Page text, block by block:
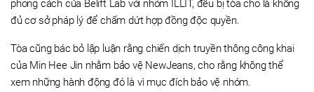
phong cách của Belift Lab với nhóm ILLIT, đều bị tòa cho là không
đủ cơ sở pháp lý để chấm dứt hợp đồng độc quyền.
Tòa cũng bác bỏ lập luận rằng chiến dịch truyền thông công khai
của Min Hee Jin nhằm bảo vệ NewJeans, cho rằng không thể
xem những hành động đó là vì mục đích bảo vệ nhóm.